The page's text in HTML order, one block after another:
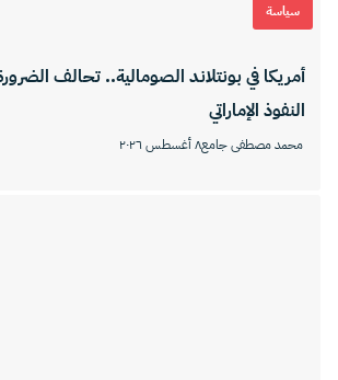
سياسة
أمريكا في بونتلاند الصومالية.. تحالف
النفوذ الإماراتي
محمد مصطفى جامع٨ أغسطس ٢٠٢٦